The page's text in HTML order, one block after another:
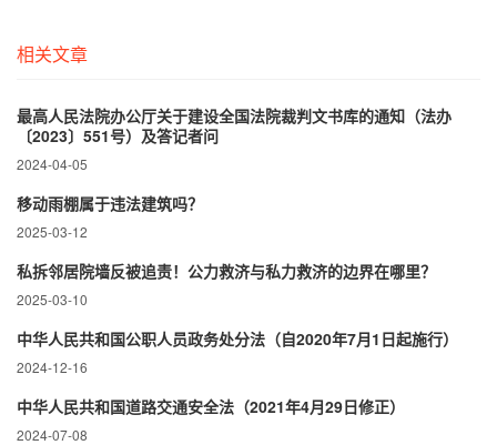
相关文章
最高人民法院办公厅关于建设全国法院裁判文书库的通知（法办
〔2023〕551号）及答记者问
2024-04-05
移动雨棚属于违法建筑吗？
2025-03-12
私拆邻居院墙反被追责！公力救济与私力救济的边界在哪里？‌
2025-03-10
中华人民共和国公职人员政务处分法（自2020年7月1日起施行）
2024-12-16
中华人民共和国道路交通安全法（2021年4月29日修正）
2024-07-08